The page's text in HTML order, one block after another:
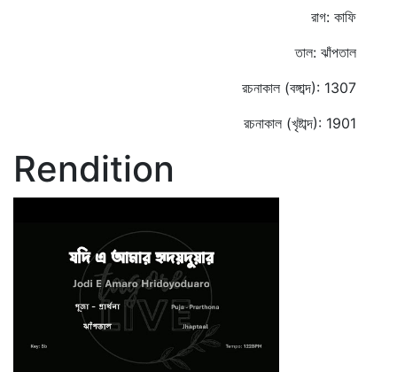
রাগ: কাফি
তাল: ঝাঁপতাল
রচনাকাল (বঙ্গাব্দ): 1307
রচনাকাল (খৃষ্টাব্দ): 1901
Rendition